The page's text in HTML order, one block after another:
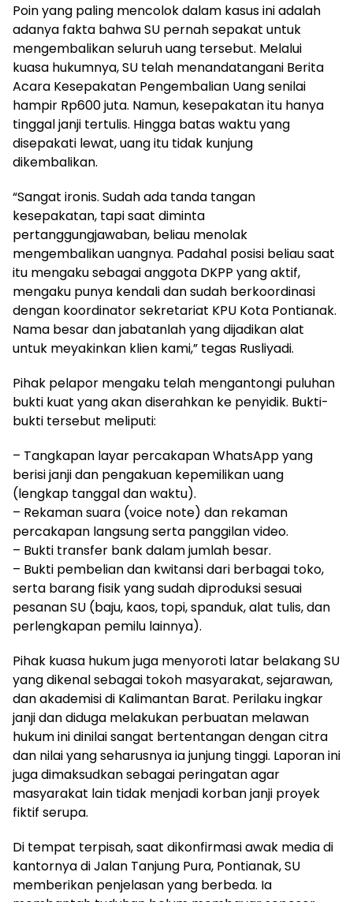
Poin yang paling mencolok dalam kasus ini adalah
adanya fakta bahwa SU pernah sepakat untuk
mengembalikan seluruh uang tersebut. Melalui
kuasa hukumnya, SU telah menandatangani Berita
Acara Kesepakatan Pengembalian Uang senilai
hampir Rp600 juta. Namun, kesepakatan itu hanya
tinggal janji tertulis. Hingga batas waktu yang
disepakati lewat, uang itu tidak kunjung
dikembalikan.
“Sangat ironis. Sudah ada tanda tangan
kesepakatan, tapi saat diminta
pertanggungjawaban, beliau menolak
mengembalikan uangnya. Padahal posisi beliau saat
itu mengaku sebagai anggota DKPP yang aktif,
mengaku punya kendali dan sudah berkoordinasi
dengan koordinator sekretariat KPU Kota Pontianak.
Nama besar dan jabatanlah yang dijadikan alat
untuk meyakinkan klien kami,” tegas Rusliyadi.
Pihak pelapor mengaku telah mengantongi puluhan
bukti kuat yang akan diserahkan ke penyidik. Bukti-
bukti tersebut meliputi:
– Tangkapan layar percakapan WhatsApp yang
berisi janji dan pengakuan kepemilikan uang
(lengkap tanggal dan waktu).
– Rekaman suara (voice note) dan rekaman
percakapan langsung serta panggilan video.
– Bukti transfer bank dalam jumlah besar.
– Bukti pembelian dan kwitansi dari berbagai toko,
serta barang fisik yang sudah diproduksi sesuai
pesanan SU (baju, kaos, topi, spanduk, alat tulis, dan
perlengkapan pemilu lainnya).
Pihak kuasa hukum juga menyoroti latar belakang SU
yang dikenal sebagai tokoh masyarakat, sejarawan,
dan akademisi di Kalimantan Barat. Perilaku ingkar
janji dan diduga melakukan perbuatan melawan
hukum ini dinilai sangat bertentangan dengan citra
dan nilai yang seharusnya ia junjung tinggi. Laporan ini
juga dimaksudkan sebagai peringatan agar
masyarakat lain tidak menjadi korban janji proyek
fiktif serupa.
Di tempat terpisah, saat dikonfirmasi awak media di
kantornya di Jalan Tanjung Pura, Pontianak, SU
memberikan penjelasan yang berbeda. Ia